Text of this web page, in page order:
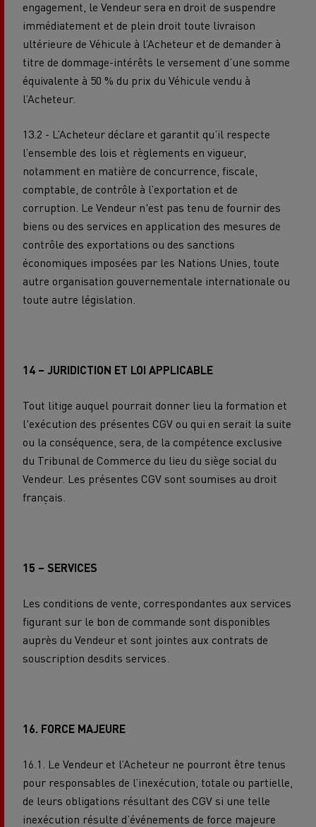
engagement, le Vendeur sera en droit de suspendre
immédiatement et de plein droit toute livraison
ultérieure de Véhicule à l’Acheteur et de demander à
titre de dommage-intérêts le versement d’une somme
équivalente à 50 % du prix du Véhicule vendu à
l’Acheteur.
13.2 - L’Acheteur déclare et garantit qu’il respecte
l’ensemble des lois et règlements en vigueur,
notamment en matière de concurrence, fiscale,
comptable, de contrôle à l’exportation et de
corruption. Le Vendeur n'est pas tenu de fournir des
biens ou des services en application des mesures de
contrôle des exportations ou des sanctions
économiques imposées par les Nations Unies, toute
autre organisation gouvernementale internationale ou
toute autre législation.
14 – JURIDICTION ET LOI APPLICABLE
Tout litige auquel pourrait donner lieu la formation et
l'exécution des présentes CGV ou qui en serait la suite
ou la conséquence, sera, de la compétence exclusive
du Tribunal de Commerce du lieu du siège social du
Vendeur. Les présentes CGV sont soumises au droit
français.
15 – SERVICES
Les conditions de vente, correspondantes aux services
figurant sur le bon de commande sont disponibles
auprès du Vendeur et sont jointes aux contrats de
souscription desdits services.
16. FORCE MAJEURE
16.1. Le Vendeur et l’Acheteur ne pourront être tenus
pour responsables de l’inexécution, totale ou partielle,
de leurs obligations résultant des CGV si une telle
inexécution résulte d’événements de force majeure